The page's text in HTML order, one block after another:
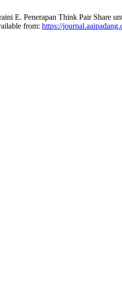
E. Penerapan Think Pair Share
from: https://